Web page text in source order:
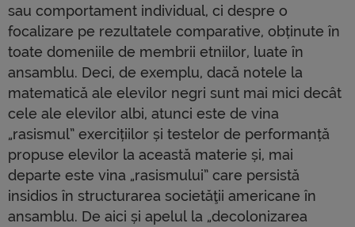
sau comportament individual, ci despre o
focalizare pe rezultatele comparative, obținute în
toate domeniile de membrii etniilor, luate în
ansamblu. Deci, de exemplu, dacă notele la
matematică ale elevilor negri sunt mai mici decât
cele ale elevilor albi, atunci este de vina
„rasismul” exercițiilor și testelor de performanță
propuse elevilor la această materie și, mai
departe este vina „rasismului” care persistă
insidios în structurarea societăţii americane în
ansamblu. De aici și apelul la „decolonizarea